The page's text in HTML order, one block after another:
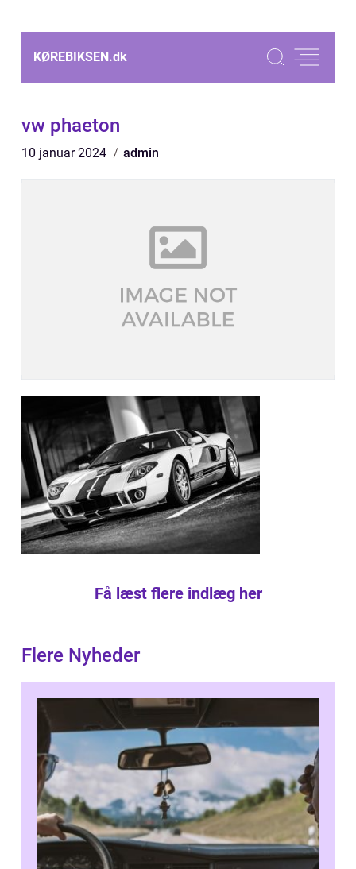
KØREBIKSEN.dk
vw phaeton
10 januar 2024 admin
Få læst flere indlæg her
Flere Nyheder